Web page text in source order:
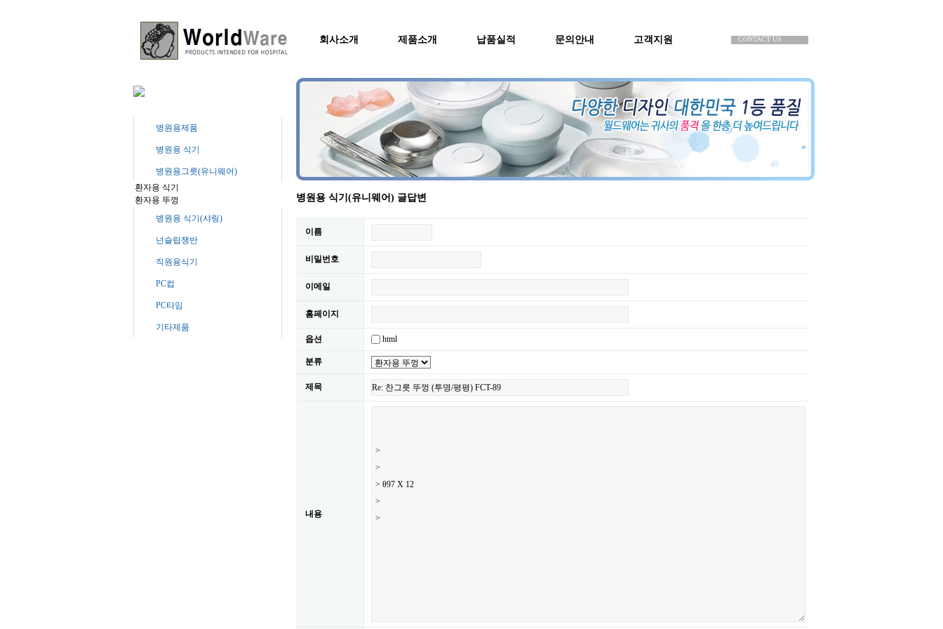
회사소개 제품소개 납품실적 문의안내 고객지원 CONTACT US
병원용제품
병원용 식기
병원용그릇(유니웨어)
병원용 식기(샤링)
넌슬립쟁반
직원용식기
PC컵
PC타임
기타제품
병원용 식기(유니웨어) 글답변
이름
비밀번호
이메일
홈페이지
옵션 html
분류
제목
내용